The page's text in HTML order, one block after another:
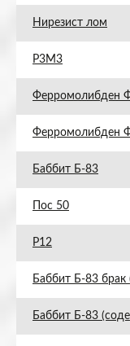
Нирезист лом
Р3М3
Ферромолибден
Ферромолибден
Баббит Б-83
Пос 50
Р12
Баббит Б-83 брак
Баббит Б-83